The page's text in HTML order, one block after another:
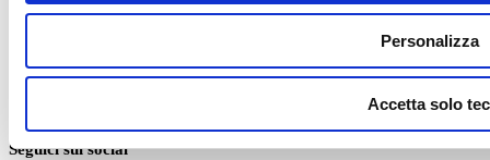
Personalizza
Accetta solo
Piscine fuori terra di lusso, perché sceglierle
Seguici sui social